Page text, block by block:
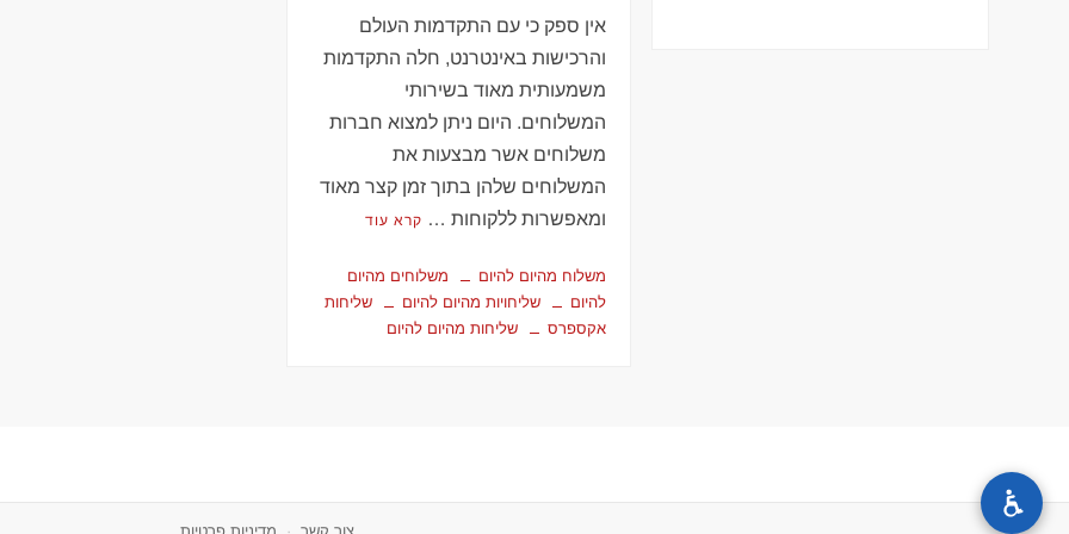
אין ספק כי עם התקדמות העולם
והרכישות באינטרנט, חלה התקדמות
משמעותית מאוד בשירותי
המשלוחים. היום ניתן למצוא חברות
משלוחים אשר מבצעות את
המשלוחים שלהן בתוך זמן קצר מאוד
ומאפשרות ללקוחות … קרא עוד
משלוח מהיום להיום
משלוחים מהיום
להיום
שליחויות מהיום להיום
שליחות
אקספרס
שליחות מהיום להיום